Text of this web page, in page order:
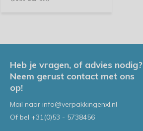
Heb je vragen, of advies nodig?
Neem gerust contact met ons
op!
Mail naar info@verpakkingenxl.nl
Of bel +31(0)53 - 5738456